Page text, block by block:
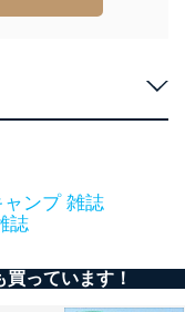
ンプ 雑誌
誌
っています！